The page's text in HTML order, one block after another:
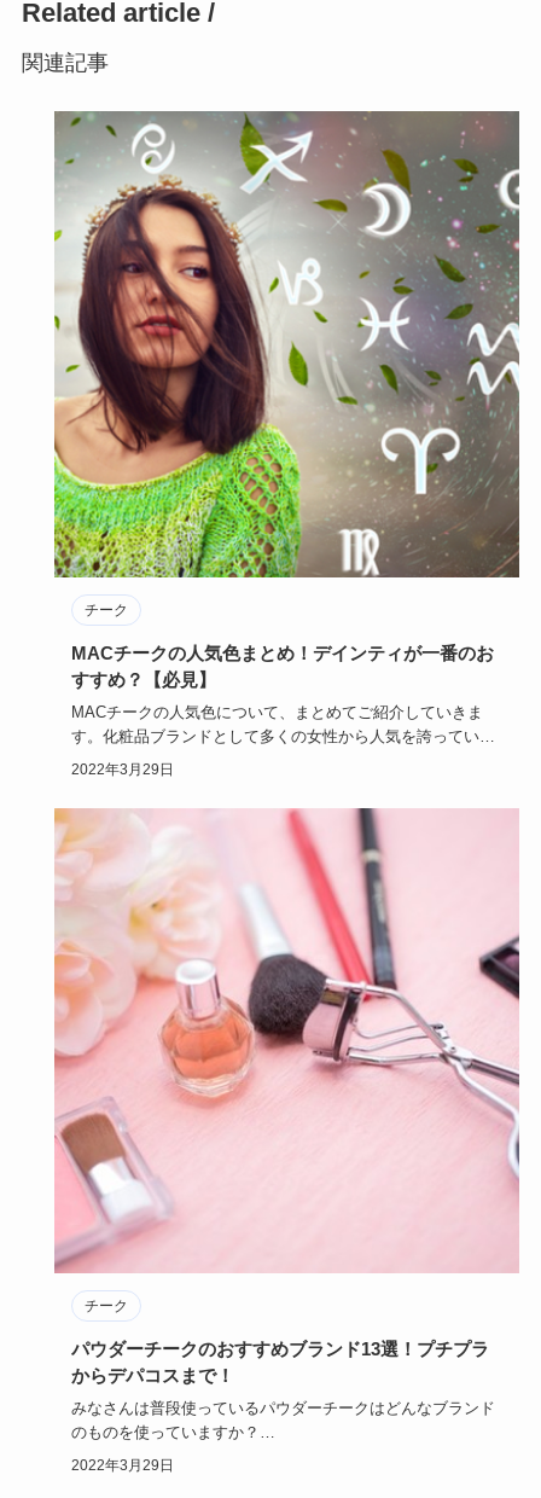
Related article /
関連記事
チーク
MACチークの人気色まとめ！デインティが一番のお
すすめ？【必見】
MACチークの人気色について、まとめてご紹介していきま
す。化粧品ブランドとして多くの女性から人気を誇っている
MACですが、…
2022年3月29日
チーク
パウダーチークのおすすめブランド13選！プチプラ
からデパコスまで！
みなさんは普段使っているパウダーチークはどんなブランド
のものを使っていますか？
今回はおすすめのブランドのパウダーチーク…
2022年3月29日